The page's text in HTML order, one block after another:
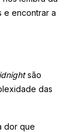
e encontrar a
são
das
dor que